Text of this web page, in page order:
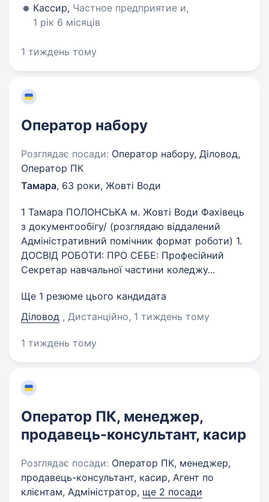
Кассир, Частное предприятие и,
1 рік 6 місяців
1 тиждень тому
Оператор набору
Розглядає посади: Оператор набору, Діловод,
Оператор ПК
Тамара, 63 роки, Жовті Води
1 Тамара ПОЛОНСЬКА м. Жовті Води Фахівець
з документообігу/ (розглядаю віддалений
Адміністративний помічник формат роботи) 1.
ДОСВІД РОБОТИ: ПРО СЕБЕ: Професійний
Секретар навчальної частини коледжу...
Ще 1 резюме цього кандидата
Діловод , Дистанційно, 1 тиждень тому
1 тиждень тому
Оператор ПК, менеджер,
продавець-консультант, касир
Розглядає посади: Оператор ПК, менеджер,
продавець-консультант, касир, Агент по
клієнтам, Адміністратор, ще 2 посади